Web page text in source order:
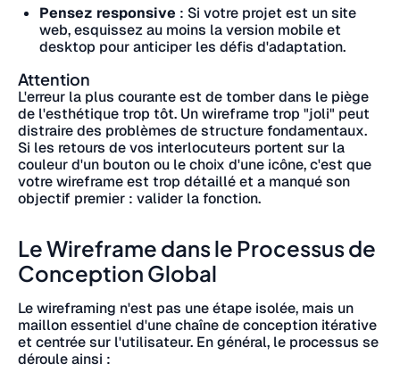
Pensez responsive : Si votre projet est un site
web, esquissez au moins la version mobile et
desktop pour anticiper les défis d'adaptation.
Attention
L'erreur la plus courante est de tomber dans le piège
de l'esthétique trop tôt. Un wireframe trop "joli" peut
distraire des problèmes de structure fondamentaux.
Si les retours de vos interlocuteurs portent sur la
couleur d'un bouton ou le choix d'une icône, c'est que
votre wireframe est trop détaillé et a manqué son
objectif premier : valider la fonction.
Le Wireframe dans le Processus de
Conception Global
Le wireframing n'est pas une étape isolée, mais un
maillon essentiel d'une chaîne de conception itérative
et centrée sur l'utilisateur. En général, le processus se
déroule ainsi :